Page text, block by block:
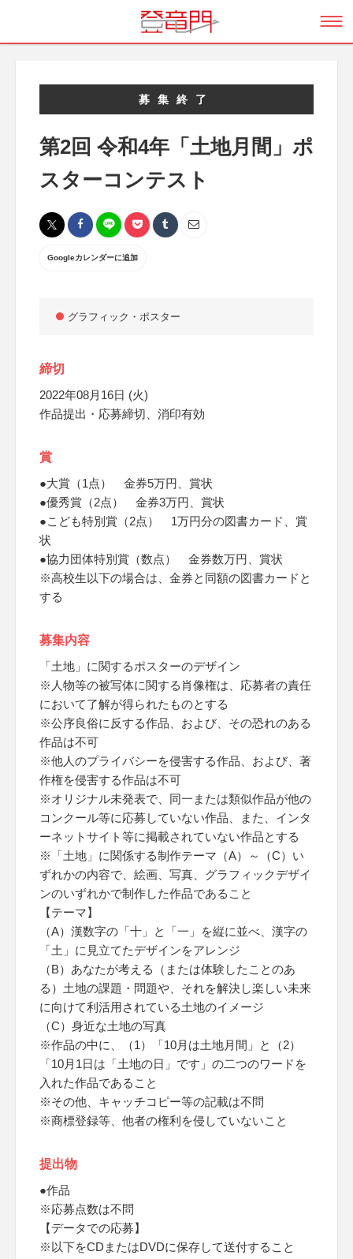
募集終了
第2回 令和4年「土地月間」ポ
スターコンテスト
Googleカレンダーに追加
グラフィック・ポスター
締切
2022年08月16日 (火)
作品提出・応募締切、消印有効
賞
●大賞（1点） 金券5万円、賞状
●優秀賞（2点） 金券3万円、賞状
●こども特別賞（2点） 1万円分の図書カード、賞
状
●協力団体特別賞（数点） 金券数万円、賞状
※高校生以下の場合は、金券と同額の図書カードと
する
募集内容
「土地」に関するポスターのデザイン
※人物等の被写体に関する肖像権は、応募者の責任
において了解が得られたものとする
※公序良俗に反する作品、および、その恐れのある
作品は不可
※他人のプライバシーを侵害する作品、および、著
作権を侵害する作品は不可
※オリジナル未発表で、同一または類似作品が他の
コンクール等に応募していない作品、また、インタ
ーネットサイト等に掲載されていない作品とする
※「土地」に関係する制作テーマ（A）～（C）い
ずれかの内容で、絵画、写真、グラフィックデザイ
ンのいずれかで制作した作品であること
【テーマ】
（A）漢数字の「十」と「一」を縦に並べ、漢字の
「土」に見立てたデザインをアレンジ
（B）あなたが考える（または体験したことのあ
る）土地の課題・問題や、それを解決し楽しい未来
に向けて利活用されている土地のイメージ
（C）身近な土地の写真
※作品の中に、（1）「10月は土地月間」と（2）
「10月1日は「土地の日」です」の二つのワードを
入れた作品であること
※その他、キャッチコピー等の記載は不問
※商標登録等、他者の権利を侵していないこと
提出物
●作品
※応募点数は不問
【データでの応募】
※以下をCDまたはDVDに保存して送付すること